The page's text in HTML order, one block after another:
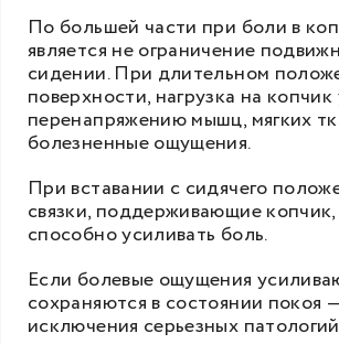
По большей части при боли в
является не ограничение
сидении. При длительном
поверхности, нагрузка на
перенапряжению мышц, мягких
болезненные ощущения.
При вставании с сидячего
связки, поддерживающие
способно усиливать боль.
Если болевые ощущения
сохраняются в состоянии покоя
исключения серьезных